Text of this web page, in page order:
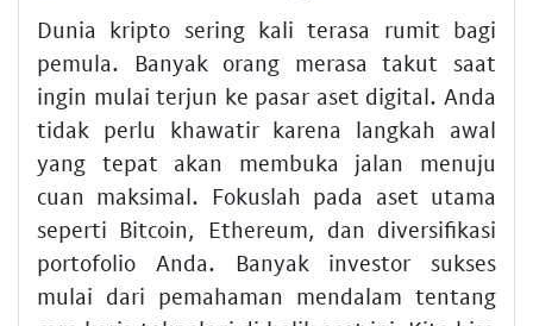
Dunia kripto sering kali terasa rumit bagi
pemula. Banyak orang merasa takut saat
ingin mulai terjun ke pasar aset digital. Anda
tidak perlu khawatir karena langkah awal
yang tepat akan membuka jalan menuju
cuan maksimal. Fokuslah pada aset utama
seperti Bitcoin, Ethereum, dan diversifikasi
portofolio Anda. Banyak investor sukses
mulai dari pemahaman mendalam tentang